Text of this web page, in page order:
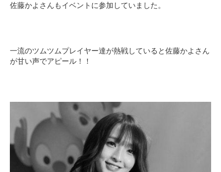
佐藤かよさんもイベントに参加していました。
一流のツムツムプレイヤー達が熱戦していると佐藤かよさん
が甘い声でアピール！！